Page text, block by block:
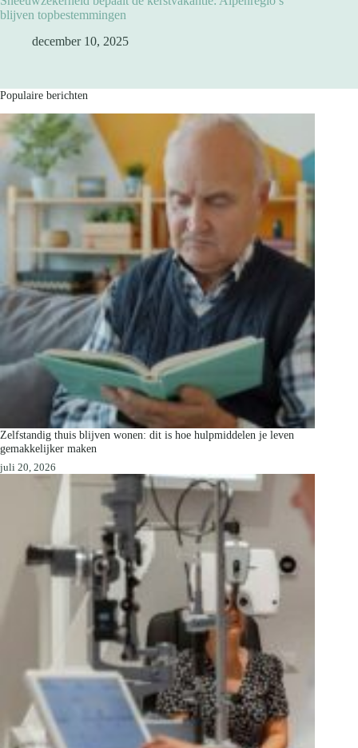
blijven topbestemmingen
december 10, 2025
Populaire berichten
Zelfstandig thuis blijven wonen: dit is hoe hulpmiddelen je leven
gemakkelijker maken
juli 20, 2026